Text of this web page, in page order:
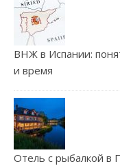
ВНЖ в Испании:
и время
Отель с рыбалкой в